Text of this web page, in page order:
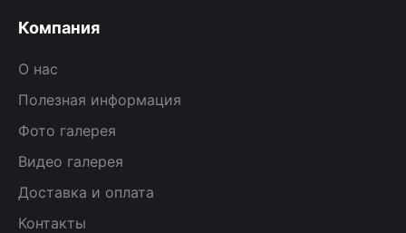
Компания
О нас
Полезная информация
Фото галерея
Видео галерея
Доставка и оплата
Контакты